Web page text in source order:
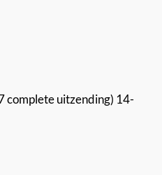
complete uitzending) 14-